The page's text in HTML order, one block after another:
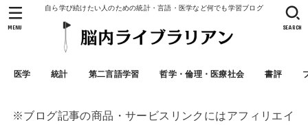
自ら学び続けたい人のための統計・言語・医学など何でも学習ブログ
医学 統計 第二言語学習 哲学・倫理・医療社会 書評
SEARCH
MENU
※ブログ記事の商品・サービスリンクにはアフィリエイ